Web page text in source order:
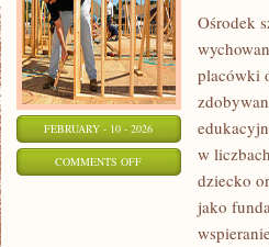
FEBRUARY - 10 - 2026
COMMENTS OFFON
Ośrodek
placówki
w
dziecko
jako